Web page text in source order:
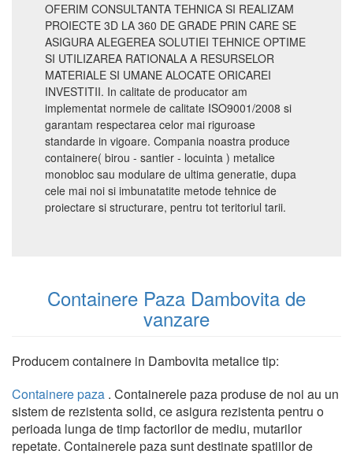
OFERIM CONSULTANTA TEHNICA SI REALIZAM
PROIECTE 3D LA 360 DE GRADE PRIN CARE SE
ASIGURA ALEGEREA SOLUTIEI TEHNICE OPTIME
SI UTILIZAREA RATIONALA A RESURSELOR
MATERIALE SI UMANE ALOCATE ORICAREI
INVESTITII. In calitate de producator am
implementat normele de calitate ISO9001/2008 si
garantam respectarea celor mai riguroase
standarde in vigoare. Compania noastra produce
containere( birou - santier - locuinta ) metalice
monobloc sau modulare de ultima generatie, dupa
cele mai noi si imbunatatite metode tehnice de
proiectare si structurare, pentru tot teritoriul tarii.
Containere Paza Dambovita de
vanzare
Producem containere in Dambovita metalice tip:
Containere paza . Containerele paza produse de noi au un
sistem de rezistenta solid, ce asigura rezistenta pentru o
perioada lunga de timp factorilor de mediu, mutarilor
repetate. Containerele paza sunt destinate spatiilor de